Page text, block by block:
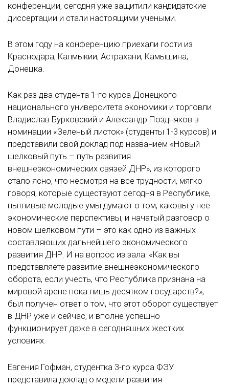
конференции, сегодня уже защитили кандидатские
диссертации и стали настоящими учеными.
В этом году на конференцию приехали гости из
Краснодара, Калмыкии, Астрахани, Камышина,
Донецка.
Как раз два студента 1-го курса Донецкого
национального университета экономики и торговли
Владислав Бурковский и Александр Поздняков в
номинации «Зеленый листок» (студенты 1-3 курсов) и
представили свой доклад под названием «Новый
шелковый путь – путь развития
внешнеэкономических связей ДНР», из которого
стало ясно, что несмотря на все трудности, мягко
говоря, которые существуют сегодня в Республике,
пытливые молодые умы думают о том, каковы у нее
экономические перспективы, и начатый разговор о
новом шелковом пути – это как одно из важных
составляющих дальнейшего экономического
развития ДНР. И на вопрос из зала: «Как вы
представляете развитие внешнеэкономического
оборота, если учесть, что Республика признана на
мировой арене пока лишь десятком государств?»,
был получен ответ о том, что этот оборот существует
в ДНР уже и сейчас, и вполне успешно
функционирует даже в сегодняшних жестких
условиях.
Евгения Гофман, студентка 3-го курса ФЭУ
представила доклад о модели развития